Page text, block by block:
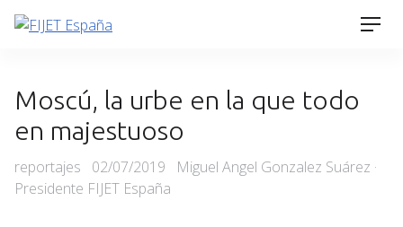
Skip
Moscú, la urbe en la que todo
en majestuoso
Categories
reportajes
Posted
on
02/07/2019
Miguel Angel Gonzalez Suárez ·
Presidente FIJET España